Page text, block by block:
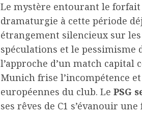
Le mystère entourant le
dramaturgie à cette période
étrangement silencieux sur
spéculations et le pessimisme
l’approche d’un match
Munich frise l’incompétence
européennes du club. Le PSG
ses rêves de C1 s’évanouir